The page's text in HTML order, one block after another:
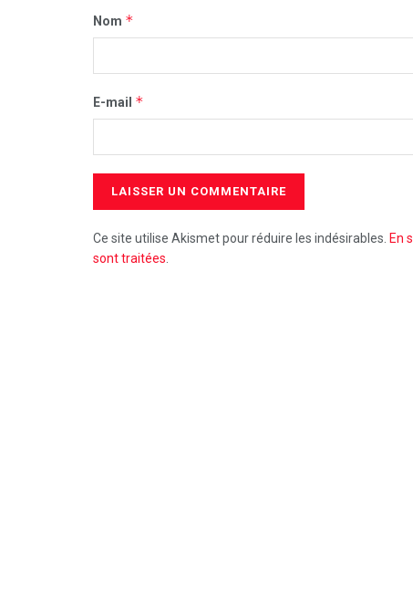
Nom *
E-mail *
Ce site utilise Akismet pour réduire les indésirables. En
sont traitées.